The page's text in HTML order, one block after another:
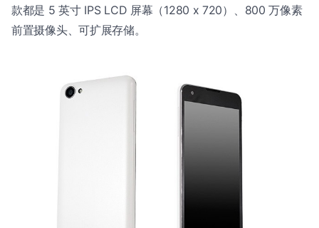
款都是 5 英寸 IPS LCD 屏幕（1280 x 720）、800 万像素
前置摄像头、可扩展存储。